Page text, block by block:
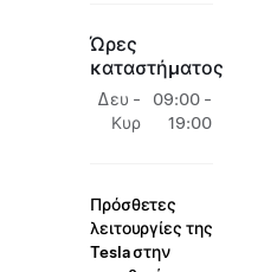
Ώρες
καταστήματος
Δευ -
Κυρ
09:00 -
19:00
Πρόσθετες
λειτουργίες της
Tesla στην